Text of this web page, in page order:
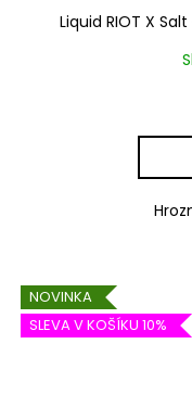
Liquid RIOT X
NOVINKA
SLEVA V KOŠÍKU 10%